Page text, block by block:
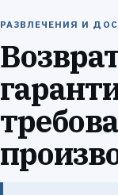
РАЗВЛЕЧЕНИЯ И